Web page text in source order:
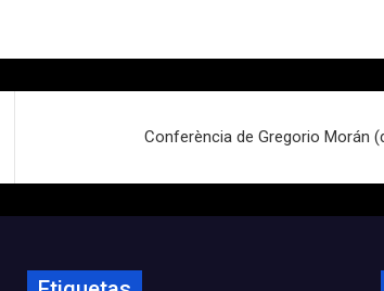
Conferència de Gregorio Morán